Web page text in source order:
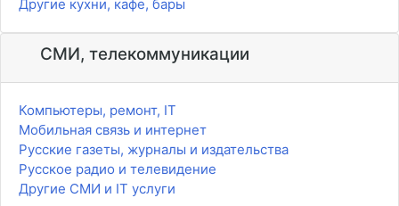
Другие кухни, кафе, бары
СМИ, телекоммуникации
Компьютеры, ремонт, IT
Мобильная связь и интернет
Русские газеты, журналы и издательства
Русское радио и телевидение
Другие СМИ и IT услуги